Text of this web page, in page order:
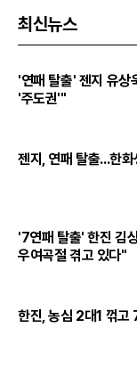
최신뉴스
'연패 탈출' 젠지 유상
'주도권'"
젠지, 연패 탈출...한
'7연패 탈출' 한진 김
우여곡절 겪고 있다"
한진, 농심 2대1 꺾고